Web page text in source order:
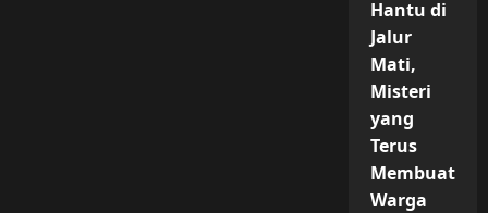
Hantu di
Jalur
Mati,
Misteri
yang
Terus
Membuat
Warga